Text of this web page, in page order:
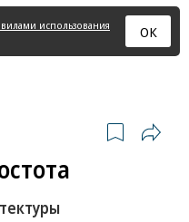
использования
ОК